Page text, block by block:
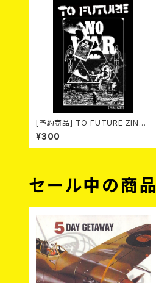
[予約商品] TO FUTURE ZINE
2026 issue 21 -NO WAR! NO
HATE!- (ZINE) 2026年8月6日
発売！
¥300
セール中の商品